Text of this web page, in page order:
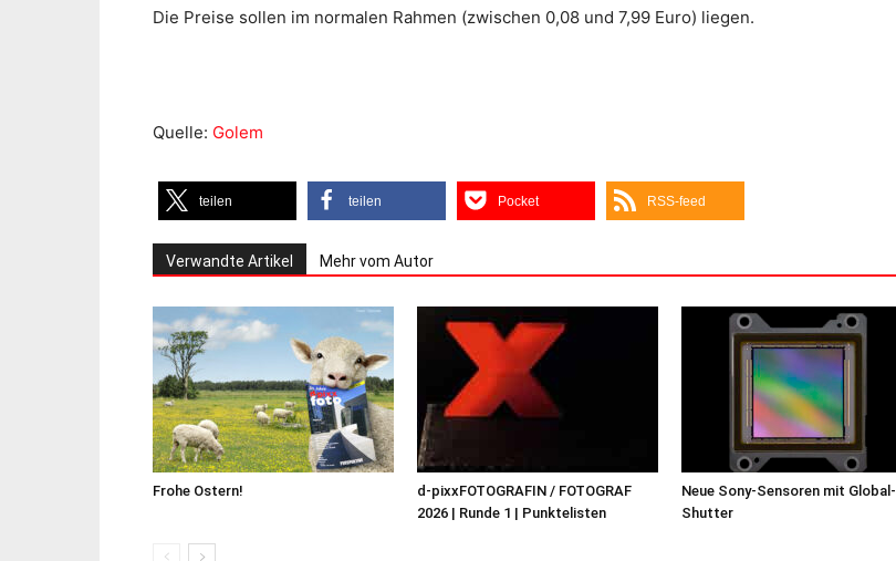
Die Preise sollen im normalen Rahmen (zwischen 0,08 und 7,99 Euro) liegen.
Quelle: Golem
teilen teilen Pocket RSS-feed
Verwandte Artikel Mehr vom Autor
Frohe Ostern!
d-pixxFOTOGRAFIN / FOTOGRAF
2026 | Runde 1 | Punktelisten
Neue Sony-Sensoren mit Global-
Shutter